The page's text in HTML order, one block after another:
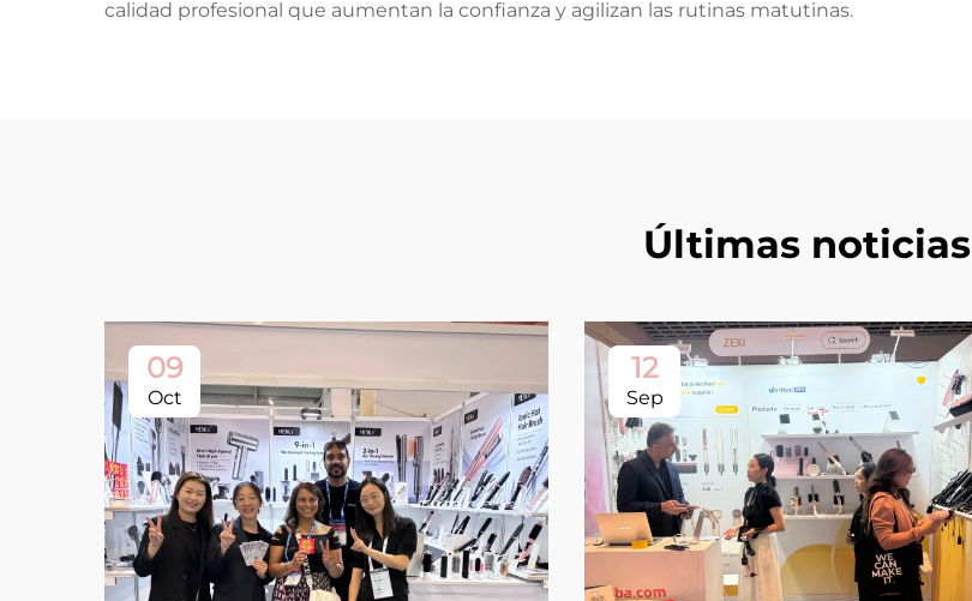
calidad profesional que aumentan la confianza y agilizan las rutinas matutinas.
Últimas noticias
09
Oct
12
Sep